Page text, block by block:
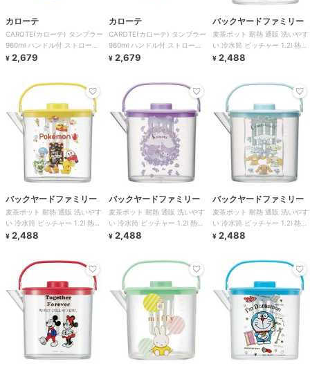
カローテ
CAROTE(カローテ) タンブラー
960ml ハンドル付 ストロー
CatchHandle
¥ 2,679
カローテ
CAROTE(カローテ) タンブラー
960ml ハンドル付 ストロー
CatchHandle
¥ 2,679
バックヤードファミリー
麦茶ポット 耐熱 通販 洗いやす
い 冷水筒 ピッチャー 1.2l 熱湯
OK お茶 麦茶 水出し 煮出
¥ 2,488
バックヤードファミリー
麦茶ポット 耐熱 通販 洗いやす
い 冷水筒 ピッチャー 1.2l 熱湯
OK お茶 麦茶 水出し 煮出
¥ 2,488
バックヤードファミリー
麦茶ポット 耐熱 通販 洗いやす
い 冷水筒 ピッチャー 1.2l 熱湯
OK お茶 麦茶 水出し 煮出
¥ 2,488
バックヤードファミリー
麦茶ポット 耐熱 通販 洗いやす
い 冷水筒 ピッチャー 1.2l 熱湯
OK お茶 麦茶 水出し 煮出
¥ 2,488